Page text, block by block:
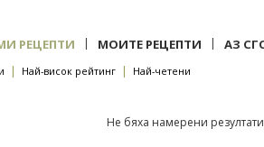
РЕЦЕПТИ | МОИТЕ РЕЦЕПТИ | АЗ
| Най-висок рейтинг | Най-четени
Не бяха намерени